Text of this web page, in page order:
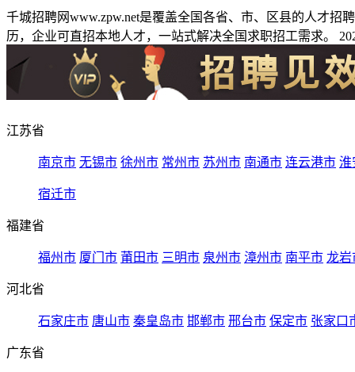
千城招聘网www.zpw.net是覆盖全国各省、市、区县的人才
历，企业可直招本地人才，一站式解决全国求职招工需求。
江苏省
南京市 无锡市 徐州市 常州市 苏州市 南通市 连云港市 淮
宿迁市
福建省
福州市 厦门市 莆田市 三明市 泉州市 漳州市 南平市 龙岩
河北省
石家庄市 唐山市 秦皇岛市 邯郸市 邢台市 保定市 张家口
广东省